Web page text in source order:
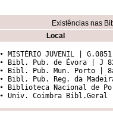
Existências nas
Local
• MISTÉRIO JUVENIL | G.0851
• Bibl. Pub. de Évora | J
• Bibl. Pub. Mun. Porto |
• Bibl. Pub. Reg. da
• Biblioteca Nacional de